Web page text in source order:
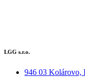
LGG s.r.o.
946 03 Kolárovo,